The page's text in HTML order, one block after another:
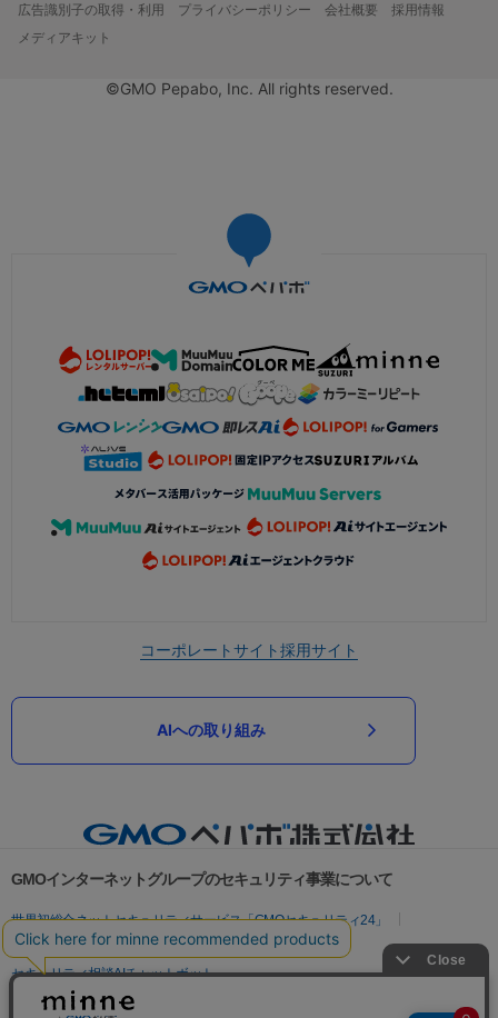
広告識別子の取得・利用
プライバシーポリシー 会社概要
採用情報
メディアキット
©GMO Pepabo, Inc. All rights reserved.
コーポレートサイト採用サイト
AIへの取り組み
GMOインターネットグループのセキュリティ事業について
世界初総合ネットセキュリティサービス「GMOセキュリティ24」
パスワード漏洩診断
Webサイトリスク診断
セキュリティ相談AIチャットボット
実在証明・盗聴対策